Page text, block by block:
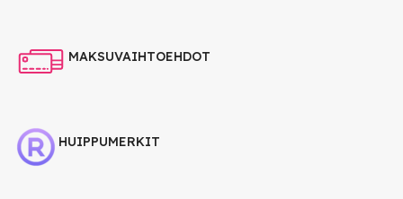
MAKSUVAIHTOEHDOT
HUIPPUMERKIT